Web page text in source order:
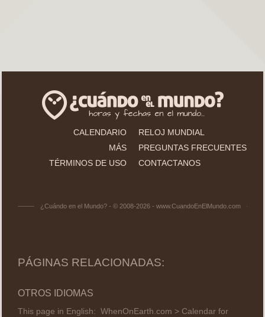
CALENDARIO
RELOJ MUNDIAL
MÁS
PREGUNTAS FRECUENTES
TÉRMINOS DE USO
CONTACTANOS
¿Cuándo en el Mundo? - © 2008-2026 - www.CuandoEnElMundo.com
PÁGINAS RELACIONADAS:
OTROS IDIOMAS
This page in English: WhenOnEarth.com > Calendar for